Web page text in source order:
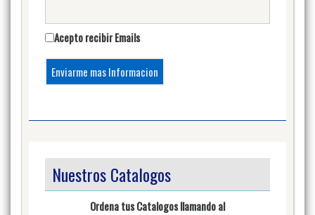
Acepto recibir Emails
Nuestros Catalogos
Ordena tus Catalogos llamando al